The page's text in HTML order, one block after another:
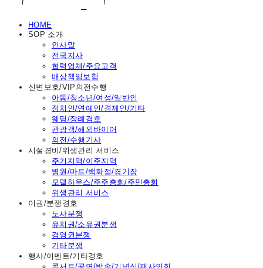
HOME
SOP 소개
인사말
전국지사
협력업체/주요고객
배상책임보험
신변보호/VIP의전수행
아동/청소년/여성/일반인
정치인/연예인/경제인/기타
웨딩/장례경호
관광객/해외바이어
의전/수행기사
시설경비/위생관리 서비스
주거지역/이주지역
병원/마트/백화점/경기장
모델하우스/주주총회/주민총회
위생관리 서비스
이권/분쟁경호
노사분쟁
유치권/소유권분쟁
경영권분쟁
기타분쟁
행사/이벤트/기타경호